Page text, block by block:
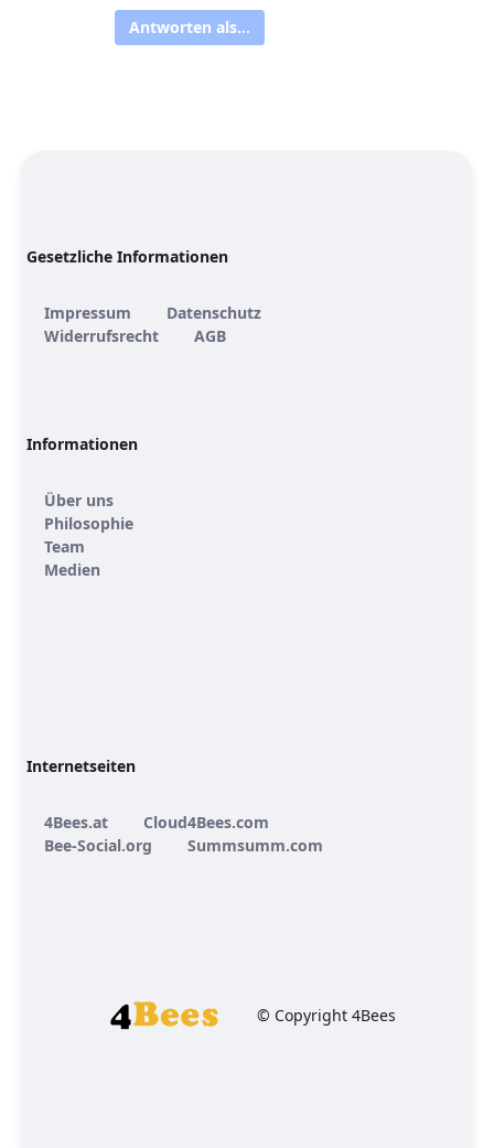
Antworten als...
Gesetzliche Informationen
Impressum
Datenschutz
Widerrufsrecht
AGB
Informationen
Über uns
Philosophie
Team
Medien
Internetseiten
4Bees.at
Cloud4Bees.com
Bee-Social.org
Summsumm.com
© Copyright 4Bees